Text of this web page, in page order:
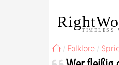
TIMELESS
Folklore